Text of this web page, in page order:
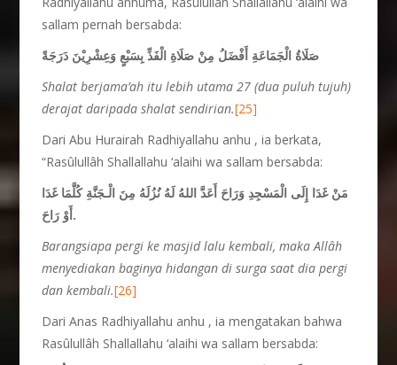
sallam pernah bersabda:
صَلَاةُ الْجَمَاعَةِ أَفْضَلُ مِنْ صَلَاةِ الْفَذِّ بِسَبْعٍ وَعِشْرِيْنَ دَرَجَةً
Shalat berjama’ah itulebih utama 27 (dua puluh tujuh)
derajat daripada shalat sendirian.[25]
Dari Abu Hurairah Radhiyallahu anhu , ia berkata,
“Rasûlullâh Shallallahu ‘alaihi wa sallam bersabda:
مَنْ غَدَا إِلَى الْمَسْجِدِ وَرَاحَ أَعَدَّ اللهُ لَهُ نُزُلَهُ مِنَ الْـجَنَّةِ كُلَّمَاغَدَا
أَوْ رَاحَ.
Barangsiapa pergi ke masjid lalu kembali, maka Allâh
menyediakan baginya hidangan di surga saat dia pergi
dan kembali.[26]
Dari Anas Radhiyallahu anhu , ia mengatakan bahwa
Rasûlullâh Shallallahu ‘alaihi wa sallam bersabda: